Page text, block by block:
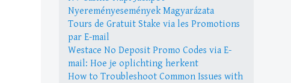
Nyereményesemények Magyarázata
Tours de Gratuit Stake via les Promotions
par E-mail
Westace No Deposit Promo Codes via E-
mail: Hoe je oplichting herkent
How to Troubleshoot Common Issues with